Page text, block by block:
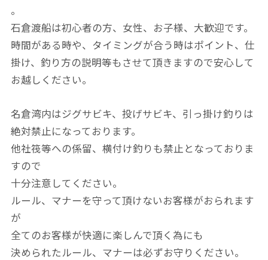
。
石倉渡船は初心者の方、女性、お子様、大歓迎です。
時間がある時や、タイミングが合う時はポイント、仕
掛け、釣り方の説明等もさせて頂きますので安心して
お越しください。
名倉湾内はジグサビキ、投げサビキ、引っ掛け釣りは
絶対禁止になっております。
他社筏等への係留、横付け釣りも禁止となっておりま
すので
十分注意してください。
ルール、マナーを守って頂けないお客様がおられます
が
全てのお客様が快適に楽しんで頂く為にも
決められたルール、マナーは必ずお守りください。